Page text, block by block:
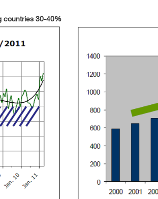
30-40% from developing countries